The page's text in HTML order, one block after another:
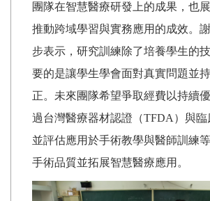
團隊在智慧醫療研發上的成果，也
推動跨域學習與實務應用的成效。
步表示，研究訓練除了培養學生的
要的是讓學生學會面對真實問題並
正。未來團隊希望爭取經費以持續
過台灣醫療器材認證（TFDA）與臨
並評估應用於手術教學與醫師訓練
手術品質並拓展智慧醫療應用。